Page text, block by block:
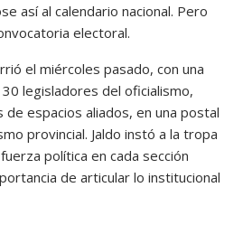
así al calendario nacional. Pero
electoral.
el miércoles pasado, con una
legisladores del oficialismo,
espacios aliados, en una postal
provincial. Jaldo instó a la tropa
política en cada sección
de articular lo institucional